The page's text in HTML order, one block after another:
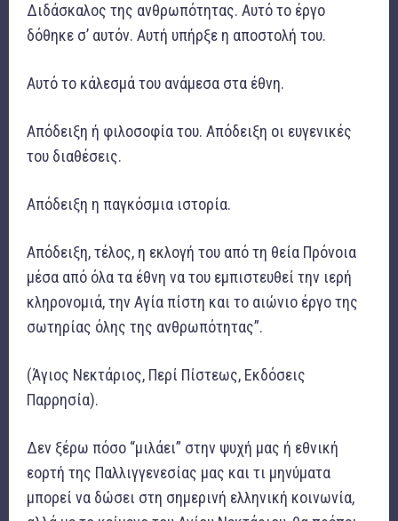
Διδάσκαλος της ανθρωπότητας. Αυτό το έργο
δόθηκε σ’ αυτόν. Αυτή υπήρξε η αποστολή του.
Αυτό το κάλεσμά του ανάμεσα στα έθνη.
Απόδειξη ή φιλοσοφία του. Απόδειξη οι ευγενικές
του διαθέσεις.
Απόδειξη η παγκόσμια ιστορία.
Απόδειξη, τέλος, η εκλογή του από τη θεία Πρόνοια
μέσα από όλα τα έθνη να του εμπιστευθεί την ιερή
κληρονομιά, την Αγία πίστη και το αιώνιο έργο της
σωτηρίας όλης της ανθρωπότητας”.
(Άγιος Νεκτάριος, Περί Πίστεως, Εκδόσεις
Παρρησία).
Δεν ξέρω πόσο “μιλάει” στην ψυχή μας ή εθνική
εορτή της Παλλιγγενεσίας μας και τι μηνύματα
μπορεί να δώσει στη σημερινή ελληνική κοινωνία,